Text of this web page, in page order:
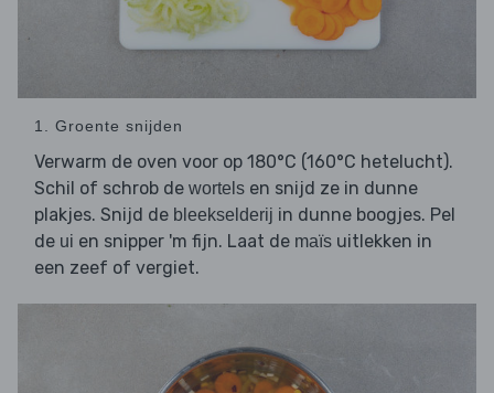
1. Groente snijden
Verwarm de oven voor op 180°C (160°C hetelucht).
Schil of schrob de wortels en snijd ze in dunne
plakjes. Snijd de bleekselderij in dunne boogjes. Pel
de ui en snipper 'm fijn. Laat de maïs uitlekken in
een zeef of vergiet.